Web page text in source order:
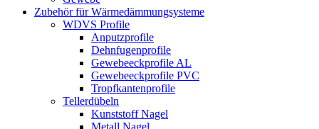
Zubehör für Wärmedämmungsysteme
WDVS Profile
Anputzprofile
Dehnfugenprofile
Gewebeeckprofile AL
Gewebeeckprofile PVC
Tropfkantenprofile
Tellerdübeln
Kunststoff Nagel
Metall Nagel